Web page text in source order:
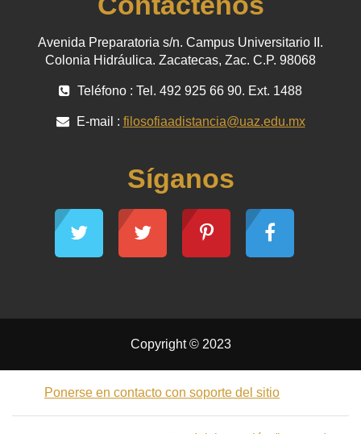
Avenida Preparatoria s/n. Campus Universitario II.
Colonia Hidráulica. Zacatecas, Zac. C.P. 98068
Teléfono : Tel. 492 925 66 90. Ext. 1488
E-mail : filosofiaadistancia@uaz.edu.mx
Síganos
Copyright © 2023
Ponerse en contacto con soporte del sitio